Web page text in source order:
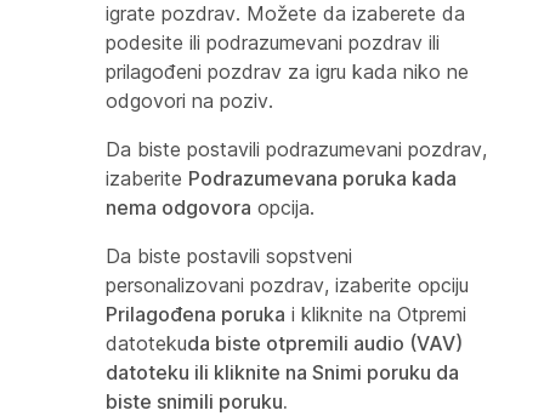
igrate pozdrav. Možete da izaberete da
podesite ili podrazumevani pozdrav ili
prilagođeni pozdrav za igru kada niko ne
odgovori na poziv.
Da biste postavili podrazumevani pozdrav,
izaberite Podrazumevana poruka kada
nema odgovora opcija.
Da biste postavili sopstveni
personalizovani pozdrav, izaberite opciju
Prilagođena poruka i kliknite na Otpremi
datotekuda biste otpremili audio (VAV)
datoteku ili kliknite na Snimi poruku da
biste snimili poruku.